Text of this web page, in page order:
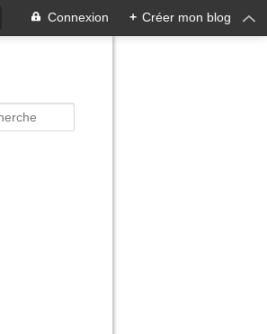
Connexion + Créer mon blog